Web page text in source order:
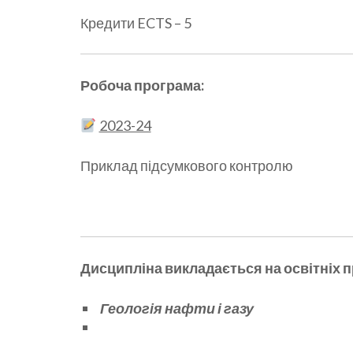
Кредити ECTS – 5
Робоча програма:
2023-24
Приклад підсумкового контролю
Дисципліна викладається на освітніх
Геологія нафти і газу